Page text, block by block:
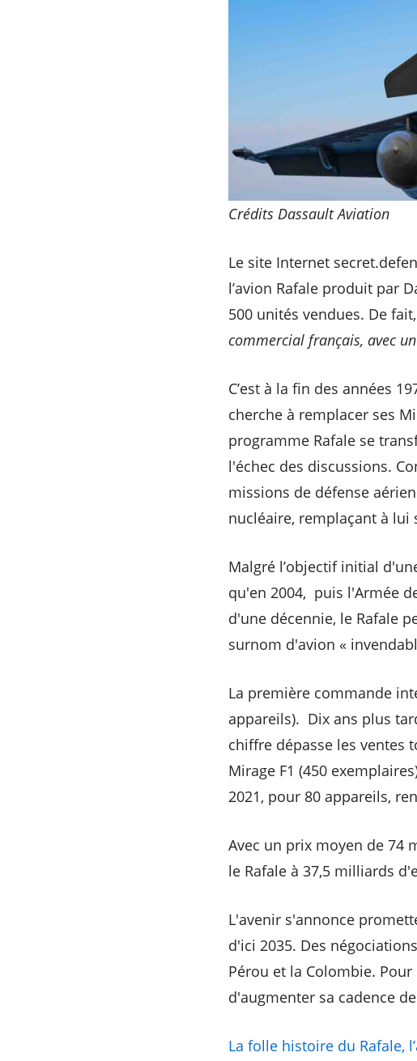
Crédits Dassault Aviation
Le site Internet
l’avion Rafale produit par
500 unités vendues. De
commercial français, avec
C’est à la fin des années
cherche à remplacer ses
programme Rafale se
l'échec des discussions.
missions de défense
nucléaire, remplaçant à
Malgré l’objectif initial
qu'en 2004, puis l'Armée
d'une décennie, le Rafale
surnom d'avion «
La première commande
appareils). Dix ans plus
chiffre dépasse les ventes
Mirage F1 (450
2021, pour 80 appareils,
Avec un prix moyen de 74
le Rafale à 37,5 milliards
L'avenir s'annonce
d'ici 2035. Des
Pérou et la Colombie.
d'augmenter sa cadence
La folle histoire du Rafale,